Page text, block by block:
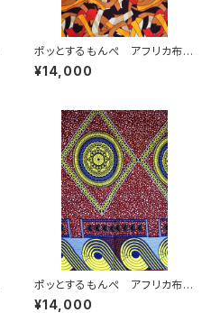
ポッとするもんぺ アフリカ布
No.52
¥14,000
ポッとするもんぺ アフリカ布
大柄文様 イエロー
¥14,000